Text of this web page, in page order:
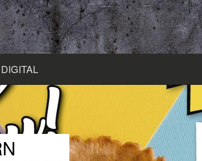
DIGITAL